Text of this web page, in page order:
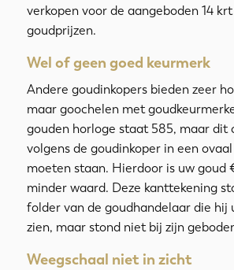
verkopen voor de aangeboden 14
goudprijzen.
Wel of geen goed keurmerk
Andere goudinkopers bieden zeer
maar goochelen met
gouden horloge staat 585, maar dit
volgens de goudinkoper in een
moeten staan. Hierdoor is uw goud
minder waard. Deze kanttekening
folder van de goudhandelaar die hij
zien, maar stond niet bij zijn
Weegschaal niet in zicht